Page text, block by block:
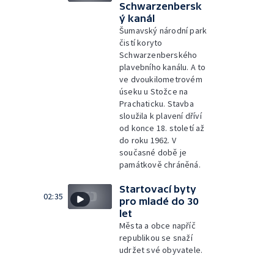
Schwarzenbersk
ý kanál
Šumavský národní park
čistí koryto
Schwarzenberského
plavebního kanálu. A to
ve dvoukilometrovém
úseku u Stožce na
Prachaticku. Stavba
sloužila k plavení dříví
od konce 18. století až
do roku 1962. V
současné době je
památkově chráněná.
02:35
Startovací byty
pro mladé do 30
let
Města a obce napříč
republikou se snaží
udržet své obyvatele.